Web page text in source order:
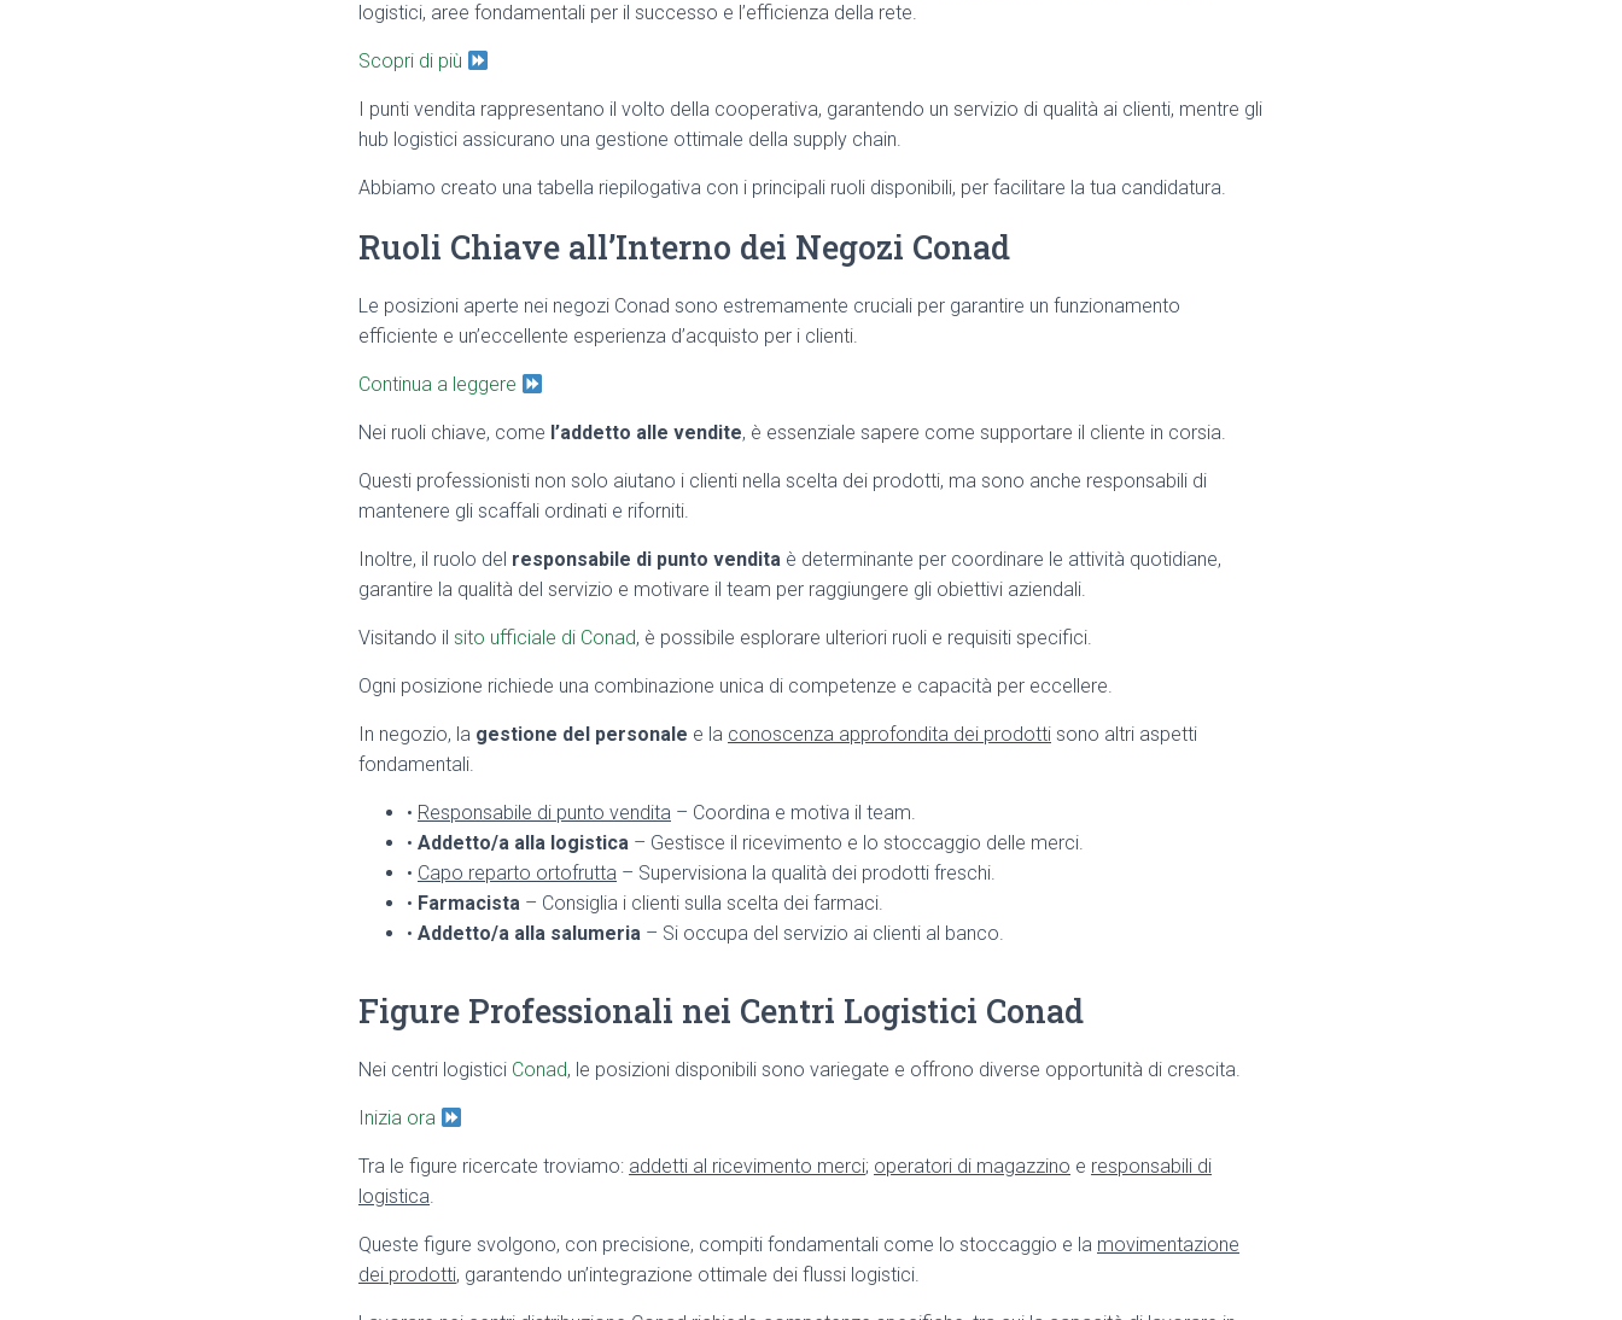
logistici, aree fondamentali per il successo e l’efficienza della rete.
Scopri di più
I punti vendita rappresentano il volto della cooperativa, garantendo un servizio di qualità ai clienti, mentre gli
hub logistici assicurano una gestione ottimale della supply chain.
Abbiamo creato una tabella riepilogativa con i principali ruoli disponibili, per facilitare la tua candidatura.
Ruoli Chiave all’Interno dei Negozi Conad
Le posizioni aperte nei negozi Conad sono estremamente cruciali per garantire un funzionamento
efficiente e un’eccellente esperienza d’acquisto per i clienti.
Continua a leggere
Nei ruoli chiave, come l’addetto alle vendite, è essenziale sapere come supportare il cliente in corsia.
Questi professionisti non solo aiutano i clienti nella scelta dei prodotti, ma sono anche responsabili di
mantenere gli scaffali ordinati e riforniti.
Inoltre, il ruolo del responsabile di punto vendita è determinante per coordinare le attività quotidiane,
garantire la qualità del servizio e motivare il team per raggiungere gli obiettivi aziendali.
Visitando il sito ufficiale di Conad, è possibile esplorare ulteriori ruoli e requisiti specifici.
Ogni posizione richiede una combinazione unica di competenze e capacità per eccellere.
In negozio, la gestione del personale e la conoscenza approfondita dei prodotti sono altri aspetti
fondamentali.
• Responsabile di punto vendita – Coordina e motiva il team.
• Addetto/a alla logistica – Gestisce il ricevimento e lo stoccaggio delle merci.
• Capo reparto ortofrutta – Supervisiona la qualità dei prodotti freschi.
• Farmacista – Consiglia i clienti sulla scelta dei farmaci.
• Addetto/a alla salumeria – Si occupa del servizio ai clienti al banco.
Figure Professionali nei Centri Logistici Conad
Nei centri logistici Conad, le posizioni disponibili sono variegate e offrono diverse opportunità di crescita.
Inizia ora
Tra le figure ricercate troviamo: addetti al ricevimento merci; operatori di magazzino e responsabili di
logistica.
Queste figure svolgono, con precisione, compiti fondamentali come lo stoccaggio e la movimentazione
dei prodotti, garantendo un’integrazione ottimale dei flussi logistici.